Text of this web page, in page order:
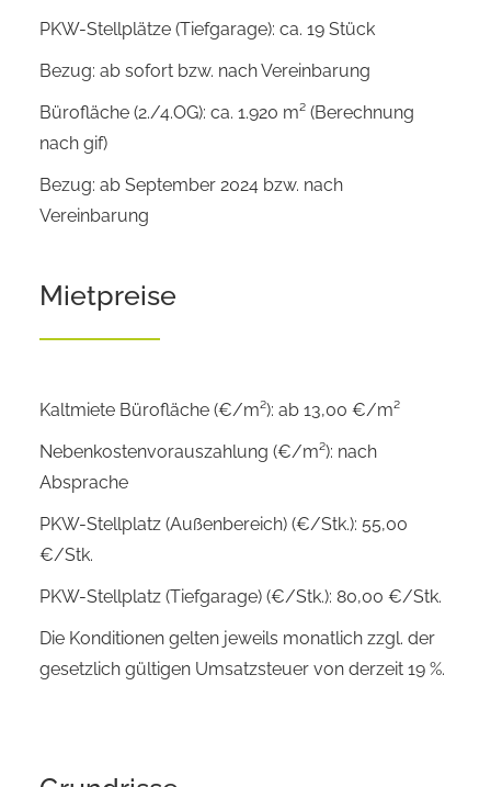
PKW-Stellplätze (Tiefgarage): ca. 19 Stück
Bezug: ab sofort bzw. nach Vereinbarung
Bürofläche (2./4.OG): ca. 1.920 m² (Berechnung
nach gif)
Bezug: ab September 2024 bzw. nach
Vereinbarung
Mietpreise
Kaltmiete Bürofläche (€/m²): ab 13,00 €/m²
Nebenkostenvorauszahlung (€/m²): nach
Absprache
PKW-Stellplatz (Außenbereich) (€/Stk.): 55,00
€/Stk.
PKW-Stellplatz (Tiefgarage) (€/Stk.): 80,00 €/Stk.
Die Konditionen gelten jeweils monatlich zzgl. der
gesetzlich gültigen Umsatzsteuer von derzeit 19 %.